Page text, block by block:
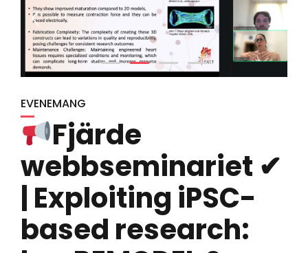
EVENEMANG
Fjärde
webbseminariet ✔
| Exploiting iPSC-
based research: